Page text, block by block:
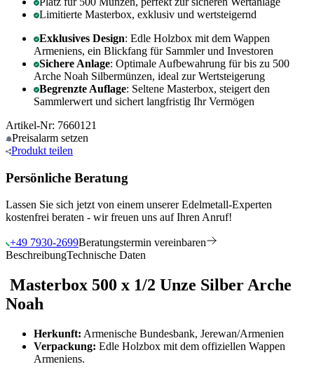
Limitierte Masterbox, exklusiv und wertsteigernd
Exklusives Design: Edle Holzbox mit dem Wappen
Armeniens, ein Blickfang für Sammler und Investoren
Sichere Anlage: Optimale Aufbewahrung für bis zu 500
Arche Noah Silbermünzen, ideal zur Wertsteigerung
Begrenzte Auflage: Seltene Masterbox, steigert den
Sammlerwert und sichert langfristig Ihr Vermögen
Artikel-Nr: 7660121
Preisalarm setzen
Produkt teilen
Persönliche Beratung
Lassen Sie sich jetzt von einem unserer Edelmetall-Experten
kostenfrei beraten - wir freuen uns auf Ihren Anruf!
+49 7930-2699Beratungstermin vereinbaren
BeschreibungTechnische Daten
Masterbox 500 x 1/2 Unze Silber Arche
Noah
Herkunft: Armenische Bundesbank, Jerewan/Armenien
Verpackung: Edle Holzbox mit dem offiziellen Wappen
Armeniens.